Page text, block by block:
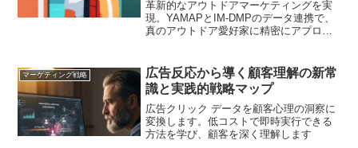
革新的なアウトドアマーケティングを実
現。YAMAPとIM-DMPのデータ連携で、
真のアウトドア愛好家に精密にアプロー
マーケティング戦略
広告反応から導く顧客理解の新常
識と実践的戦略マップ
広告クリック データを顧客心理の洞察に
変換します。低コストで即時実行できる
方法を学び、顧客を深く理解します